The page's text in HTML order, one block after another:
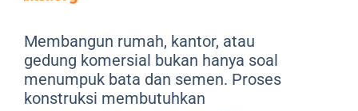
Membangun rumah, kantor, atau
gedung komersial bukan hanya soal
menumpuk bata dan semen. Proses
konstruksi membutuhkan